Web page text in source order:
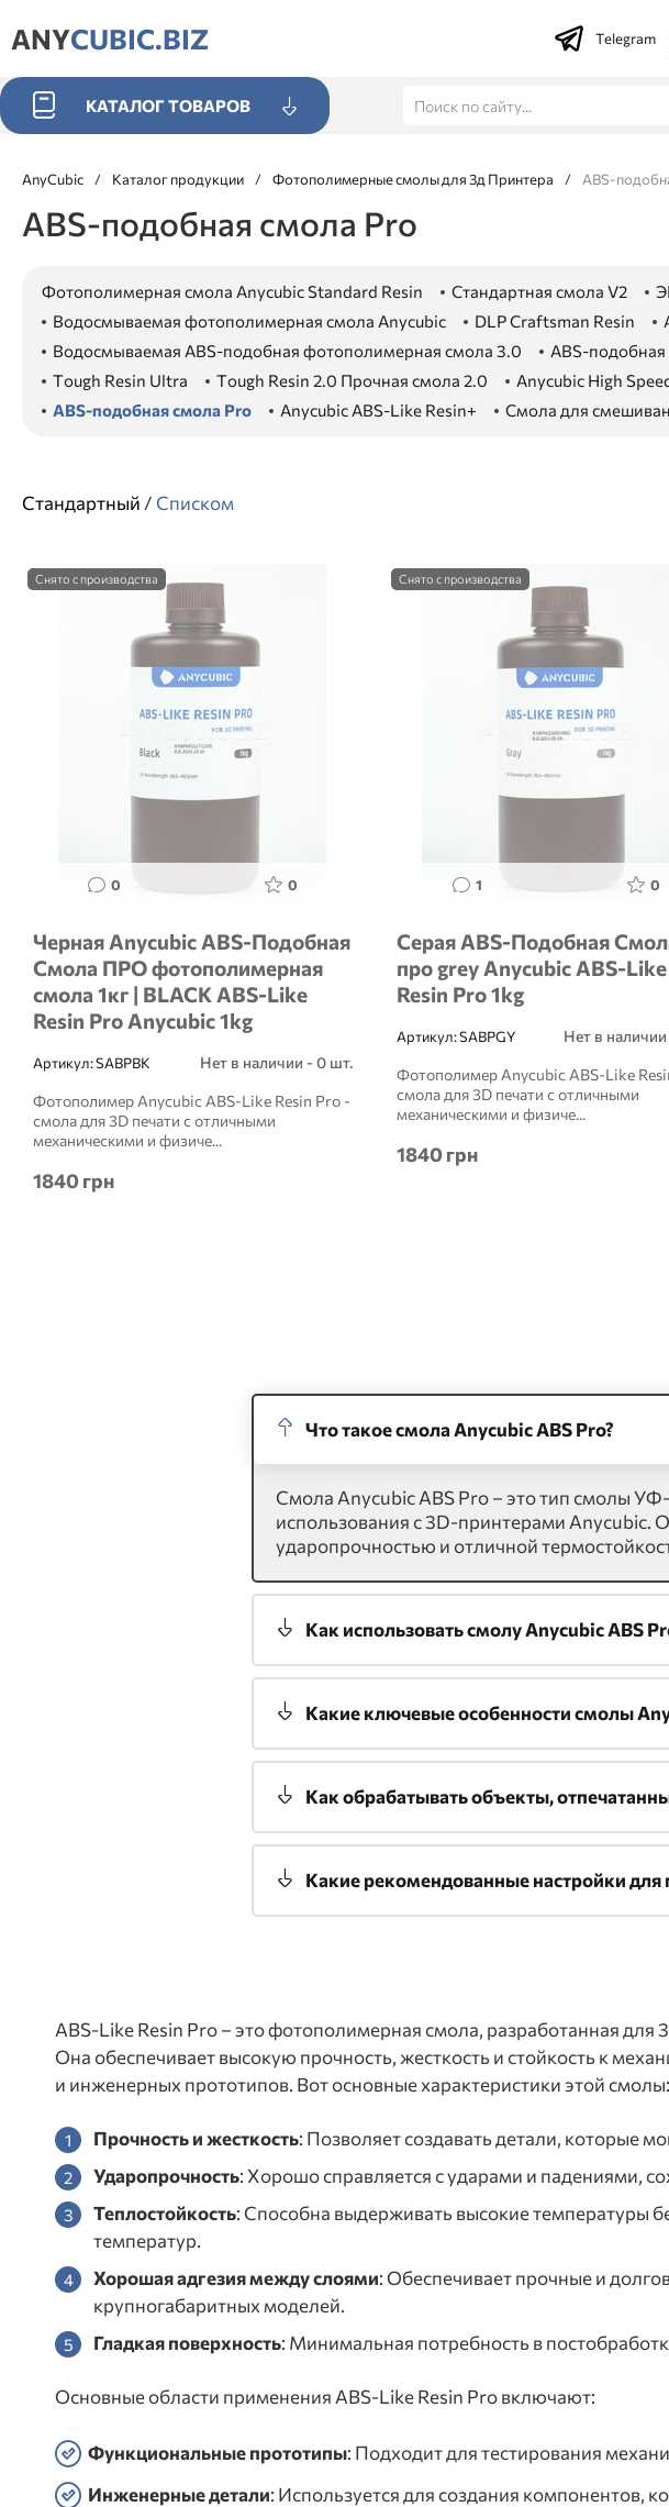
ANYCUBIC.BIZ Telegram
КАТАЛОГ ТОВАРОВ
AnyCubic / Каталог продукции / Фотополимерные смолы для 3д Принтера / ABS-
ABS-подобная смола Pro
Фотополимерная смола Anycubic Standard Resin Стандартная смола V2
Водосмываемая фотополимерная смола Anycubic
DLP Craftsman Resin
Водосмываемая ABS-подобная фотополимерная смола 3.0
ABS-
Tough Resin Ultra
Tough Resin 2.0 Прочная смола 2.0 Anycubic High
ABS-подобная смола Pro
Anycubic ABS-Like Resin+ Смола для
Стандартный / Списком
Снято с производства
0 0
Черная Anycubic ABS-Подобная
Смола ПРО фотополимерная
смола 1кг | BLACK ABS-Like
Resin Pro Anycubic 1kg
Артикул:SABPBK Нет в наличии - 0 шт.
Фотополимер Anycubic ABS-Like Resin Pro -
смола для 3D печати с отличными
механическими и физиче...
1840 грн
Снято с производства
1 0
Серая ABS-Подобная
про grey Anycubic ABS-Like
Resin Pro 1kg
Артикул:SABPGY Нет в
Фотополимер Anycubic ABS-Like
смола для 3D печати с отличными
механическими и физиче...
1840 грн
Что такое смола Anycubic ABS Pro?
Смола Anycubic ABS Pro – это тип смолы
использования с 3D-принтерами Anycubic.
ударопрочностью и отличной
Как использовать смолу Anycubic ABS
Какие ключевые особенности смолы
Как обрабатывать объекты,
Какие рекомендованные настройки для
ABS-Like Resin Pro – это фотополимерная смола, разработанная
Она обеспечивает высокую прочность, жесткость и стойкость к
и инженерных прототипов. Вот основные характеристики этой смолы:
Прочность и жесткость: Позволяет создавать детали, которые
Ударопрочность: Хорошо справляется с ударами и падениями,
Теплостойкость: Способна выдерживать высокие температуры
температур.
Хорошая адгезия между слоями: Обеспечивает прочные и
крупногабаритных моделей.
Гладкая поверхность: Минимальная потребность в
Основные области применения ABS-Like Resin Pro включают:
Функциональные прототипы: Подходит для тестирования
Инженерные детали: Используется для создания компонентов,